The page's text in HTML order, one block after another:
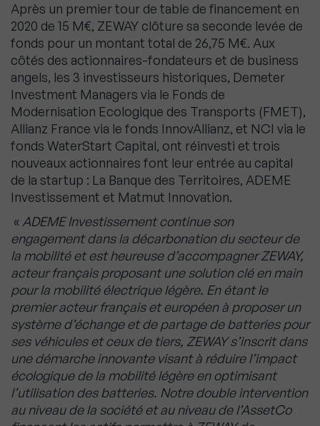
Après un premier tour de table de financement en
2020 de 15 M€, ZEWAY clôture sa seconde levée de
fonds pour un montant total de 26,75 M€. Aux
côtés des actionnaires-fondateurs et de business
angels, les 3 investisseurs historiques, Demeter
Investment Managers via le Fonds de
Modernisation Ecologique des Transports (FMET),
Allianz France via le fonds InnovAllianz, et NCI via le
fonds WaterStart Capital, ont réinvesti et trois
nouveaux actionnaires font leur entrée au capital
de la startup : La Banque des Territoires, ADEME
Investissement et Matmut Innovation.
« ADEME Investissement continue son
engagement dans la décarbonation du secteur de
la mobilité et est heureuse d’accompagner ZEWAY,
acteur français proposant une solution clé en main
pour la mobilité électrique légère. En étant le
premier acteur français et européen à proposer un
système d’échange et de partage de batteries pour
ses véhicules et ceux de tiers, ZEWAY s’inscrit dans
une démarche innovante visant à réduire l’impact
écologique de la mobilité légère en optimisant
l’utilisation des batteries. Notre double intervention
au niveau de la société et au niveau de l’AssetCo